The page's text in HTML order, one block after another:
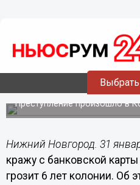
31.01.201912:41
За кражу с
нижегородцу
Преступление произошло в
Нижний Новгород. 31
кражу с банковской
грозит 6 лет колонии. Об